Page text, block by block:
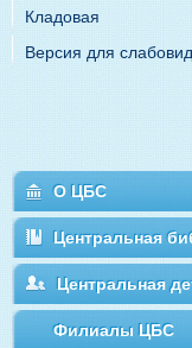
Кладовая
Версия для
О ЦБС
Центральная
Центральная
Филиалы ЦБС